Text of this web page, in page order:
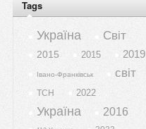
Tags
Україна Світ
2015 2015 2019
Івано-Франківськ світ
ТСН 2022
Україна 2016